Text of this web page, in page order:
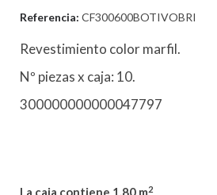
Referencia: CF300600BOTIVOBRI
Revestimiento color marfil.
Nº piezas x caja: 10.
300000000000047797
La caja contiene 1.80 m2